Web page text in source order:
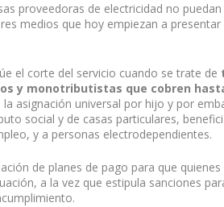
proveedoras de electricidad no
medios que hoy empiezan a
el corte del servicio cuando se trate de
y monotributistas que cobren
asignación universal por hijo y por
social y de casas particulares,
y a personas electrodependientes.
de planes de pago para que
a la vez que estipula sanciones